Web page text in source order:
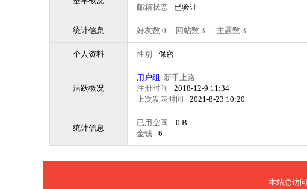
邮箱状态
已验证
统计信息 好友数 0 | 回帖数 3 | 主题数 3
个人资料 性别 保密
活跃概况
用户组 新手上路
注册时间
2018-12-9 11:34
上次发表时间
2021-8-23 10:20
统计信息
已用空间 0 B
金钱
6
本站总访